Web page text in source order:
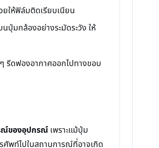
ยให้ฟิล์มติดเรียบเนียน
มกล้องอย่างระมัดระวัง ให้
รีดฟองอากาศออกไปทางขอบ
ณ์ของอุปกรณ์ เพราะแม้ปุ่ม
ศัพท์ไปในสถานการณ์ที่อาจเกิด